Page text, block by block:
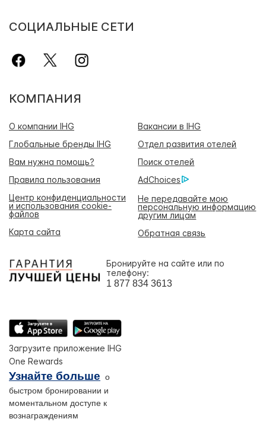
СОЦИАЛЬНЫЕ СЕТИ
КОМПАНИЯ
О компании IHG
Вакансии в IHG
Глобальные бренды IHG
Отдел развития отелей
Вам нужна помощь?
Поиск отелей
Правила пользования
AdChoices
Центр конфиденциальности
и использования cookie-
файлов
Не передавайте мою
персональную информацию
другим лицам
Карта сайта
Обратная связь
Бронируйте на сайте или по
телефону:
1 877 834 3613
Загрузите приложение IHG
One Rewards
Узнайте больше о
быстром бронировании и
моментальном доступе к
вознаграждениям